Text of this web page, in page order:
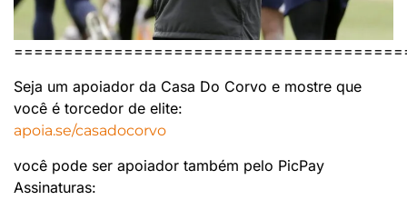
Seja um apoiador da Casa Do Corvo e mostre que
você é torcedor de elite:
apoia.se/casadocorvo
você pode ser apoiador também pelo PicPay
Assinaturas: